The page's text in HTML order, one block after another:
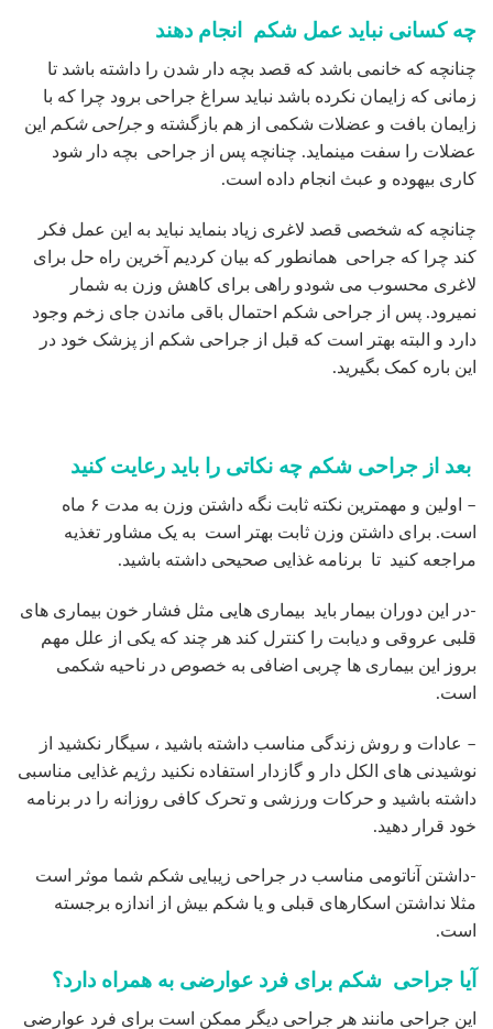
چه کسانی نباید عمل شکم انجام دهند
چنانچه که خانمی باشد که قصد بچه دار شدن را داشته باشد تا
زمانی که زایمان نکرده باشد نباید سراغ جراحی برود چرا که با
زایمان بافت و عضلات شکمی از هم بازگشته و جراحی شکم
این
عضلات را سفت مینماید. چنانچه پس از جراحی بچه دار شود
کاری بیهوده و عبث انجام داده است.
چنانچه که شخصی قصد لاغری زیاد بنماید نباید به این عمل فکر
کند چرا که جراحی همانطور که بیان کردیم آخرین راه حل برای
لاغری محسوب می شودو راهی برای کاهش وزن به شمار
نمیرود. پس از جراحی شکم احتمال باقی ماندن جای زخم وجود
دارد و البته بهتر است که قبل از جراحی شکم از پزشک خود در
این باره کمک بگیرید.
بعد از جراحی شکم چه نکاتی را باید رعایت کنید
– اولین و مهمترین نکته ثابت نگه داشتن وزن به مدت ۶ ماه
است. برای داشتن وزن ثابت بهتر است به یک مشاور تغذیه
مراجعه کنید تا برنامه غذایی صحیحی داشته باشید.
-در این دوران بیمار باید بیماری هایی مثل فشار خون بیماری های
قلبی عروقی و دیابت را کنترل کند هر چند که یکی از علل مهم
بروز این بیماری ها چربی اضافی به خصوص در ناحیه شکمی
است.
– عادات و روش زندگی مناسب داشته باشید ، سیگار نکشید از
نوشیدنی های الکل دار و گازدار استفاده نکنید رژیم غذایی مناسبی
داشته باشید و حرکات ورزشی و تحرک کافی روزانه را در برنامه
خود قرار دهید.
-داشتن آناتومی مناسب در جراحی زیبایی شکم شما موثر است
مثلا نداشتن اسکارهای قبلی و یا شکم بیش از اندازه برجسته
است.
آیا جراحی شکم برای فرد عوارضی به همراه دارد؟
این جراحی مانند هر جراحی دیگر ممکن است برای فرد عوارضی